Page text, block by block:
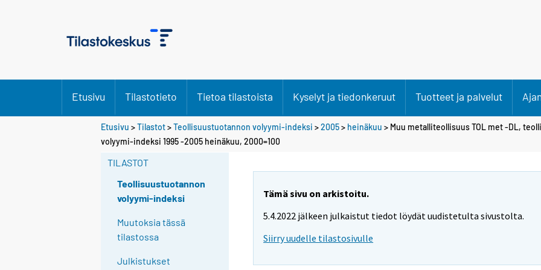
Etusivu Tilastotieto Tietoa tilastoista Kyselyt ja tiedonkeruut Tuotteet ja palvelut
Etusivu >Tilastot>Teollisuustuotannon volyymi-indeksi >2005> heinäkuu > Muu metalliteollisuus TOL met -DL,
volyymi-indeksi 1995 -2005 heinäkuu, 2000=100
TILASTOT
Teollisuustuotannon
volyymi-indeksi
Muutoksia tässä
tilastossa
Julkistukset
Tämä sivu on arkistoitu.
5.4.2022 jälkeen julkaistut tiedot löydät uudistetulta sivustolta.
Siirry uudelle tilastosivulle